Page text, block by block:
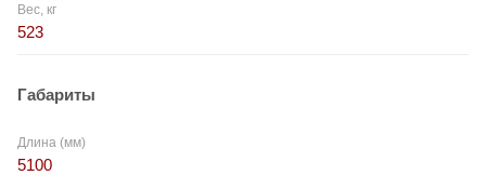
Вес, кг
523
Габариты
Длина (мм)
5100